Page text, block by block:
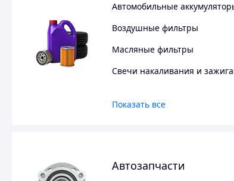
Автомобильные
Воздушные фильтры
Масляные фильтры
Свечи накаливания и
Показать все
Автозапчасти